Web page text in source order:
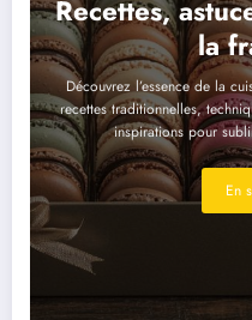
Recettes,
la
Découvrez l’essence de la
recettes traditionnelles,
inspirations pour
En